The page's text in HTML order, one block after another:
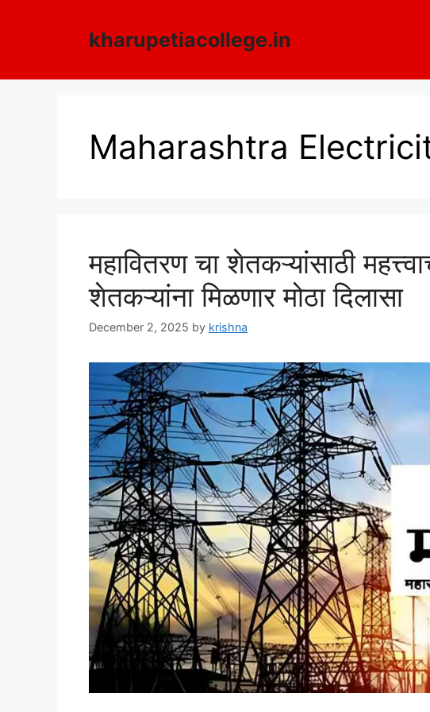
kharupetiacollege.in
Maharashtra
महावितरण चा शेतकऱ्यांसाठी
शेतकऱ्यांना मिळणार मोठा दिलासा
December 2, 2025 by krishna